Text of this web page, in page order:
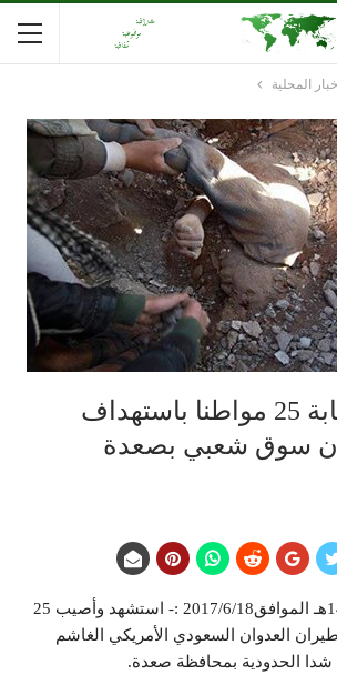
المحلية
أستشهاد وإصابة 25 مواطنا باستهداف
سوق شعبي بصعدة
إب نيوز23رمضان1438هـ الموافق2017/6/18 :- استشهد وأصيب 25
العدوان السعودي الأمريكي الغاشم
الحدودية بمحافظة صعدة.